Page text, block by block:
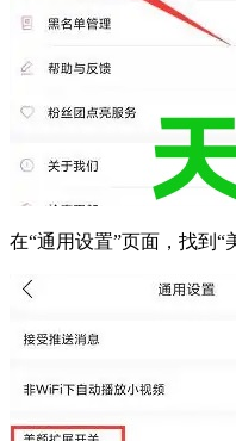
在“通用设置”页面，找到“